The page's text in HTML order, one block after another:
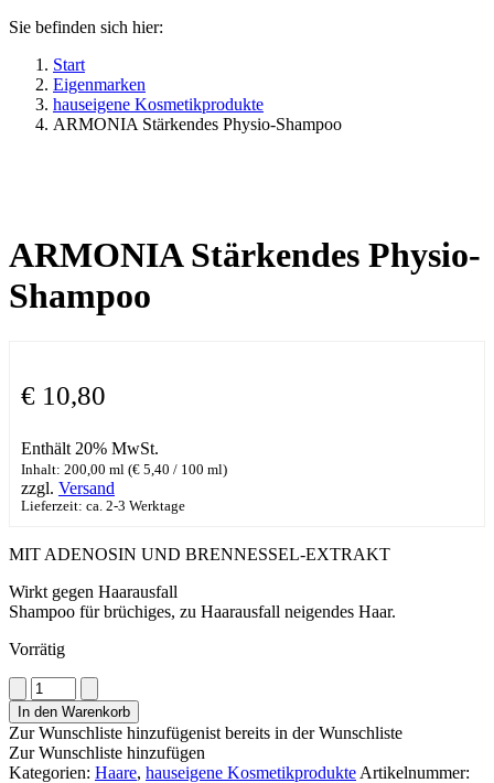
Sie befinden sich hier:
Start
Eigenmarken
hauseigene Kosmetikprodukte
ARMONIA Stärkendes Physio-Shampoo
ARMONIA Stärkendes Physio-
Shampoo
€ 10,80
Enthält 20% MwSt.
Inhalt: 200,00 ml (€ 5,40 / 100 ml)
zzgl. Versand
Lieferzeit: ca. 2-3 Werktage
MIT ADENOSIN UND BRENNESSEL-EXTRAKT
Wirkt gegen Haarausfall
Shampoo für brüchiges, zu Haarausfall neigendes Haar.
Vorrätig
ARMONIA
Stärkendes
Physio-
Shampoo
Menge
In den Warenkorb
Zur Wunschliste hinzufügenist bereits in der Wunschliste
Zur Wunschliste hinzufügen
Kategorien: Haare, hauseigene Kosmetikprodukte Artikelnummer: